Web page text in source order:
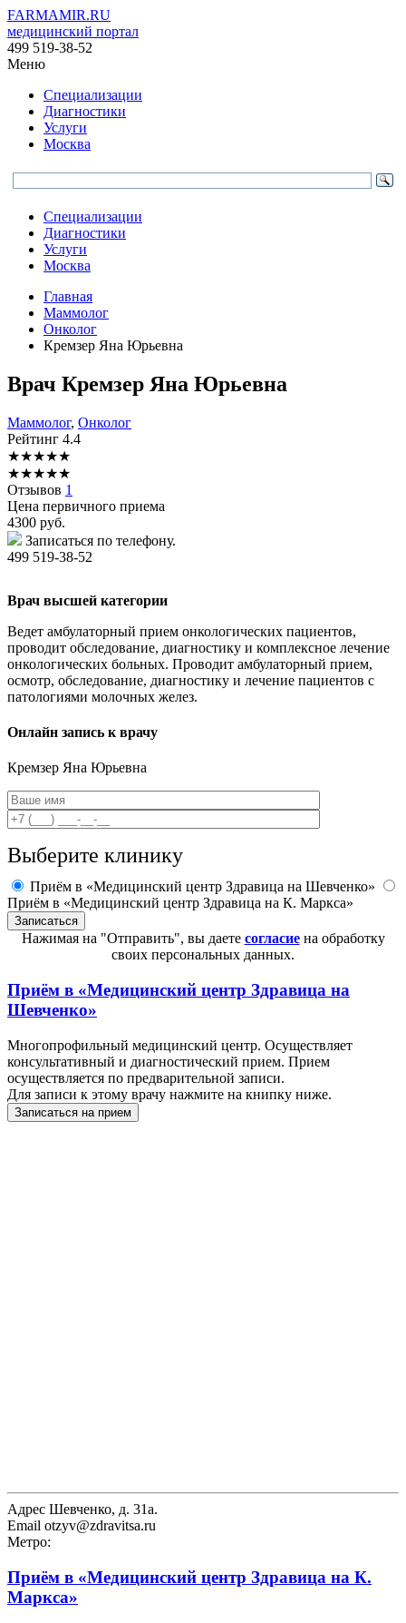
FARMAMIR.RU
медицинский портал
499 519-38-52
Меню
Специализации
Диагностики
Услуги
Москва
Специализации
Диагностики
Услуги
Москва
Главная
Маммолог
Онколог
Кремзер Яна Юрьевна
Врач Кремзер Яна Юрьевна
Маммолог, Онколог
Рейтинг 4.4
★★★★★
★★★★★
Отзывов 1
Цена первичного приема
4300 руб.
Записаться по телефону.
499 519-38-52
Врач высшей категории
Ведет амбулаторный прием онкологических пациентов,
проводит обследование, диагностику и комплексное лечение
онкологических больных. Проводит амбулаторный прием,
осмотр, обследование, диагностику и лечение пациентов с
патологиями молочных желез.
Онлайн запись к врачу
Кремзер Яна Юрьевна
Выберите клинику
Приём в «Медицинский центр Здравица на Шевченко»
Приём в «Медицинский центр Здравица на К. Маркса»
Нажимая на "Отправить", вы даете согласиена обработку
своих персональных данных.
Приём в «Медицинский центр Здравица на
Шевченко»
Многопрофильный медицинский центр. Осуществляет
консультативный и диагностический прием. Прием
осуществляется по предварительной записи.
Для записи к этому врачу нажмите на книпку ниже.
Записаться на прием
Адрес Шевченко, д. 31а.
Email otzyv@zdravitsa.ru
Метро:
Приём в «Медицинский центр Здравица на К.
Маркса»